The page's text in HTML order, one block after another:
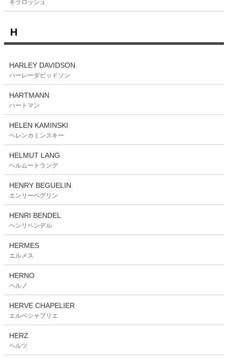
ギラロッシュ
H
HARLEY DAVIDSON
ハーレーダビッドソン
HARTMANN
ハートマン
HELEN KAMINSKI
ヘレンカミンスキー
HELMUT LANG
ヘルムートラング
HENRY BEGUELIN
エンリーベグリン
HENRI BENDEL
ヘンリベンデル
HERMES
エルメス
HERNO
ヘルノ
HERVE CHAPELIER
エルベシャプリエ
HERZ
ヘルツ